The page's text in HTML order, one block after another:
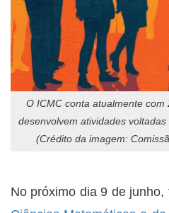
O ICMC conta atualmente
desenvolvem atividades
(Crédito da imagem:
No próximo dia 9 de junho,